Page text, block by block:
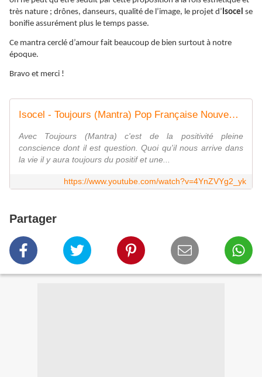
très nature ; drônes, danseurs, qualité de l’image, le projet d’Isocel se
bonifie assurément plus le temps passe.
Ce mantra cerclé d’amour fait beaucoup de bien surtout à notre
époque.
Bravo et merci !
Isocel - Toujours (Mantra) Pop Française Nouveauté 2021
Avec Toujours (Mantra) c'est de la positivité pleine
conscience dont il est question. Quoi qu'il nous arrive dans
la vie il y aura toujours du positif et une...
https://www.youtube.com/watch?v=4YnZVYg2_yk
Partager